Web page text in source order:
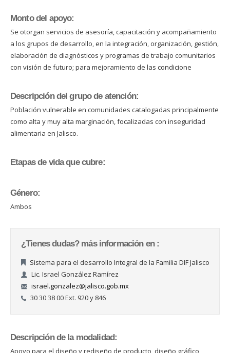
Monto del apoyo:
Se otorgan servicios de asesoría, capacitación y acompañamiento
a los grupos de desarrollo, en la integración, organización, gestión,
elaboración de diagnósticos y programas de trabajo comunitarios
con visión de futuro; para mejoramiento de las condicione
Descripción del grupo de atención:
Población vulnerable en comunidades catalogadas principalmente
como alta y muy alta marginación, focalizadas con inseguridad
alimentaria en Jalisco.
Etapas de vida que cubre:
Género:
Ambos
¿Tienes dudas? más información en :
Sistema para el desarrollo Integral de la Familia DIF Jalisco
Lic. Israel González Ramírez
israel.gonzalez@jalisco.gob.mx
30 30 38 00 Ext. 920 y 846
Descripción de la modalidad:
Apoyo para el diseño y rediseño de producto, diseño gráfico,